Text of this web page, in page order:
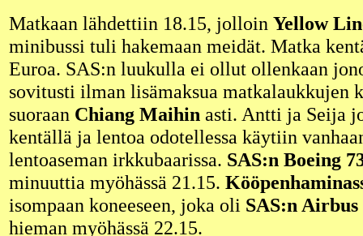
Matkaan lähdettiin 18.15, jolloin Yellow
minibussi tuli hakemaan meidät. Matka
Euroa. SAS:n luukulla ei ollut ollenkaan
sovitusti ilman lisämaksua matkalaukkujen
suoraan Chiang Maihin asti. Antti ja Seija
kentällä ja lentoa odotellessa käytiin
lentoaseman irkkubaarissa. SAS:n Boeing
minuuttia myöhässä 21.15.
isompaan koneeseen, joka oli SAS:n Airbus
hieman myöhässä 22.15.